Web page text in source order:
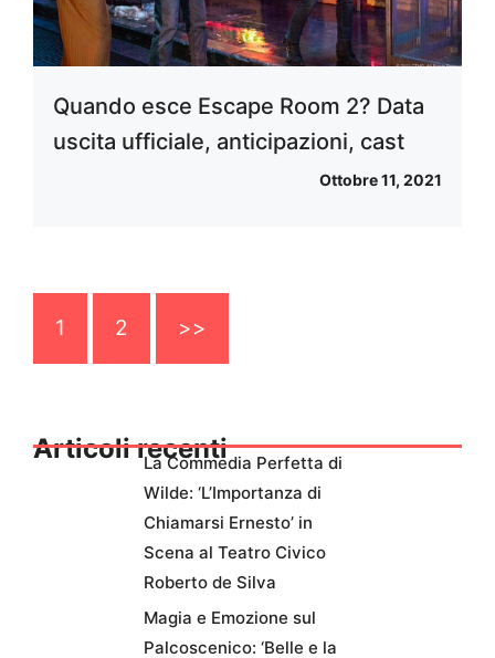
Quando esce Escape Room 2? Data
uscita ufficiale, anticipazioni, cast
Ottobre 11, 2021
1 2 >>
Articoli recentiLa Commedia Perfetta di
Wilde: ‘L’Importanza di
Chiamarsi Ernesto’ in
Scena al Teatro Civico
Roberto de Silva
Magia e Emozione sul
Palcoscenico: ‘Belle e la